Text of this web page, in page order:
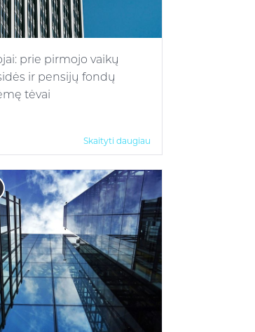
prie pirmojo vaikų
ir pensijų fondų
tėvai
Skaityti daugiau